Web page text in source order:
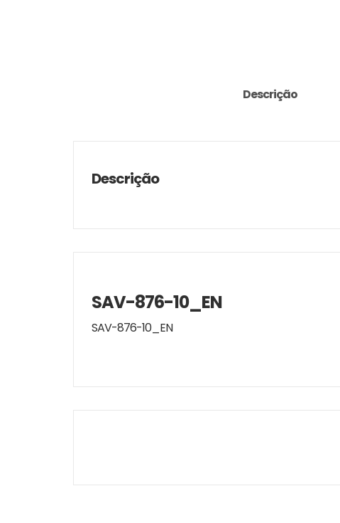
Descrição
Descrição
SAV-876-10_EN
SAV-876-10_EN